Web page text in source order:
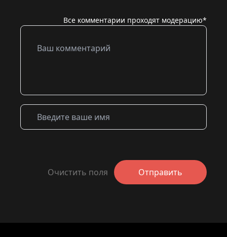
Все комментарии проходят модерацию*
Очистить поля Отправить